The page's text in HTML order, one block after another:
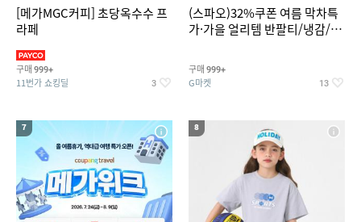
[메가MGC커피] 초당옥수수 프
라페
구매 999+
11번가 쇼킹딜 3
(스파오)32%쿠폰 여름 막차특
가·가을 얼리템 반팔티/냉감/반
건 외 ~74%OFF
구매 999+
G마켓 13
7 8